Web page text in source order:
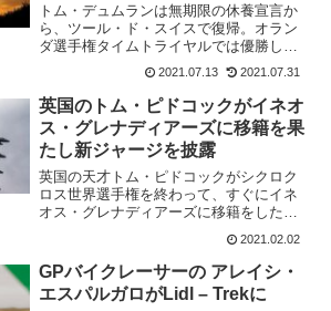
トム・デュムランは無期限の休養宣言か
ら、ツール・ド・スイスで復帰。オラン
ダ選手権タイムトライヤルでは優勝して
いる。Team Jumbo-Vismaのチームメイ
トがツール・ド・フランスを戦っている
間に、トム・デュムランは東京オリンピ
ックに向け...
2021.07.13 2021.07.31
英国のトム・ピドコックがイネオ
ス・グレナディアーズに移籍を果
たし新ジャージを披露
英国の天才トム・ピドコックがシクロク
ロス世界選手権を終わって、すぐにイネ
オス・グレナディアーズに移籍をした。
当初の予定では、3月1日からチームに合
流という話だったが、1か月前倒しとなっ
た。マチュー・ファンデルプールやワウ
ト・ファンアールトの...
2021.02.02
GPバイクレーサーの アレイシ・
エスパルガロがLidl – Trekに